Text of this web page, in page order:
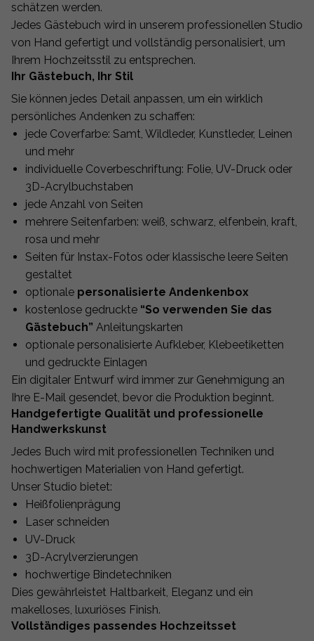
schätzen werden.
Jedes Gästebuch wird in unserem professionellen Studio
von Hand gefertigt und vollständig personalisiert, um
Ihrem Hochzeitsstil zu entsprechen.
Ihr Gästebuch, Ihr Stil
Sie können jedes Detail anpassen, um ein wirklich
persönliches Andenken zu schaffen:
jede Coverfarbe: Samt, Wildleder, Kunstleder, Leinen
und mehr
individuelle Coverbeschriftung: Folie, UV-Druck oder
3D-Acrylbuchstaben
jede Anzahl von Seiten
mehrere Seitenfarben: weiß, schwarz, elfenbein, kraft,
rosa und mehr
Seiten für Instax-Fotos oder klassische leere Seiten
gestaltet
optionale personalisierte Andenkenbox
kostenlose gedruckte “So verwenden Sie das
Gästebuch” Anleitungskarten
optionale personalisierte Aufkleber, Klebeetiketten
und gedruckte Einlagen
Ein digitaler Entwurf wird immer zur Genehmigung an
Ihre E-Mail gesendet, bevor die Produktion beginnt.
Handgefertigte Qualität und professionelle
Handwerkskunst
Jedes Buch wird mit professionellen Techniken und
hochwertigen Materialien von Hand gefertigt.
Unser Studio bietet:
Heißfolienprägung
Laser schneiden
UV-Druck
3D-Acrylverzierungen
hochwertige Bindetechniken
Dies gewährleistet Haltbarkeit, Eleganz und ein
makelloses, luxuriöses Finish.
Vollständiges passendes Hochzeitsset